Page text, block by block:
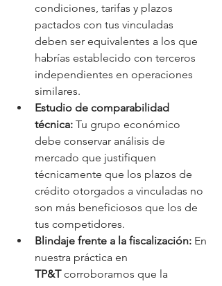
condiciones, tarifas y plazos
pactados con tus vinculadas
deben ser equivalentes a los que
habrías establecido con terceros
independientes en operaciones
similares.
Estudio de comparabilidad
técnica: Tu grupo económico
debe conservar análisis de
mercado que justifiquen
técnicamente que los plazos de
crédito otorgados a vinculadas no
son más beneficiosos que los de
tus competidores.
Blindaje frente a la fiscalización: En
nuestra práctica en
TP&T corroboramos que la